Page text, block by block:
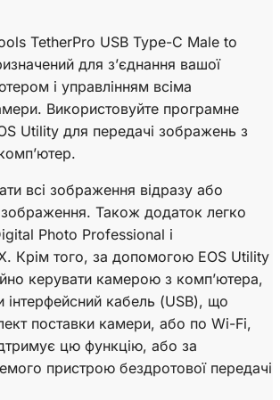
TetherPro USB Type-C Male to
для з’єднання вашої
і управлінням всіма
Використовуйте програмне
Utility для передачі зображень з
всі зображення відразу або
Також додаток легко
Photo Professional і
Крім того, за допомогою EOS Utility
керувати камерою з комп’ютера,
інтерфейсний кабель (USB), що
поставки камери, або по Wi-Fi,
цю функцію, або за
пристрою бездротової передачі